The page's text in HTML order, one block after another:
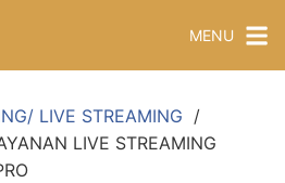
MENU
LIVE STREAMING
LIVE STREAMING